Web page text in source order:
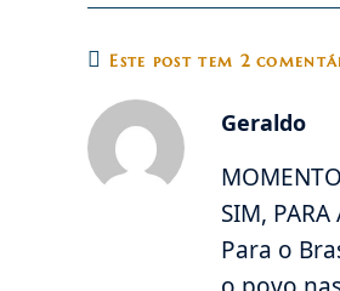
Este post tem 2
Geraldo
SIM, PARA
Para o